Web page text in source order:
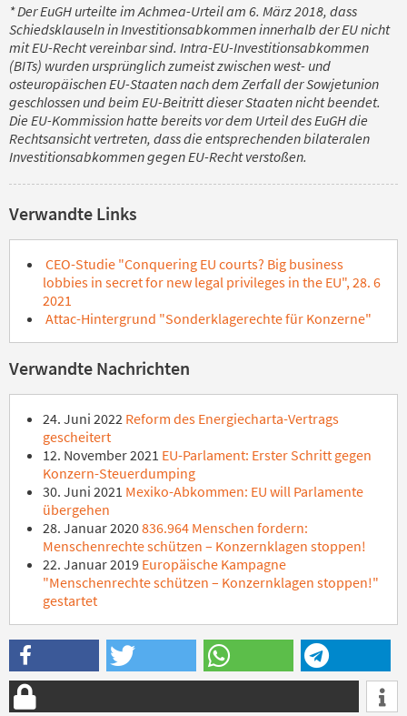
* Der EuGH urteilte im Achmea-Urteil am 6. März 2018, dass
Schiedsklauseln in Investitionsabkommen innerhalb der EU nicht
mit EU-Recht vereinbar sind. Intra-EU-Investitionsabkommen
(BITs) wurden ursprünglich zumeist zwischen west- und
osteuropäischen EU-Staaten nach dem Zerfall der Sowjetunion
geschlossen und beim EU-Beitritt dieser Staaten nicht beendet.
Die EU-Kommission hatte bereits vor dem Urteil des EuGH die
Rechtsansicht vertreten, dass die entsprechenden bilateralen
Investitionsabkommen gegen EU-Recht verstoßen.
Verwandte Links
CEO-Studie "Conquering EU courts? Big business
lobbies in secret for new legal privileges in the EU", 28. 6
2021
Attac-Hintergrund "Sonderklagerechte für Konzerne"
Verwandte Nachrichten
24. Juni 2022 Reform des Energiecharta-Vertrags
gescheitert
12. November 2021 EU-Parlament: Erster Schritt gegen
Konzern-Steuerdumping
30. Juni 2021 Mexiko-Abkommen: EU will Parlamente
übergehen
28. Januar 2020836.964 Menschen fordern:
Menschenrechte schützen – Konzernklagen stoppen!
22. Januar 2019 Europäische Kampagne
"Menschenrechte schützen – Konzernklagen stoppen!"
gestartet